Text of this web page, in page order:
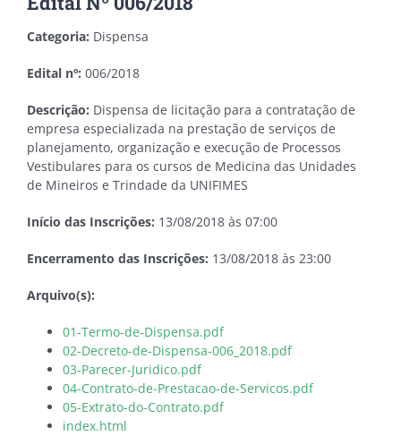
Categoria: Dispensa
Edital nº: 006/2018
Descrição: Dispensa de licitação para a contratação de
empresa especializada na prestação de serviços de
planejamento, organização e execução de Processos
Vestibulares para os cursos de Medicina das Unidades
de Mineiros e Trindade da UNIFIMES
Início das Inscrições: 13/08/2018 às 07:00
Encerramento das Inscrições: 13/08/2018 às 23:00
Arquivo(s):
01-Termo-de-Dispensa.pdf
02-Decreto-de-Dispensa-006_2018.pdf
03-Parecer-Juridico.pdf
04-Contrato-de-Prestacao-de-Servicos.pdf
05-Extrato-do-Contrato.pdf
index.html